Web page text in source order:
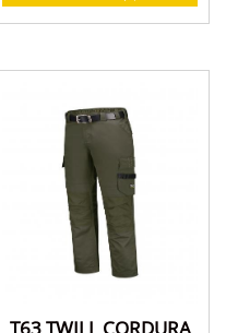
T63 TWILL CORDURA